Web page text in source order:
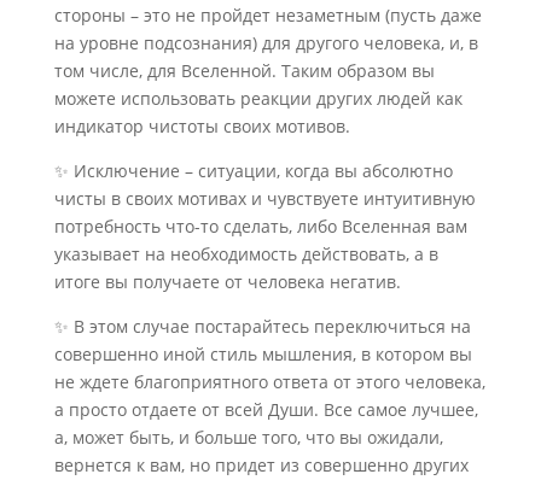
стороны – это не пройдет незаметным (пусть даже
на уровне подсознания) для другого человека, и, в
том числе, для Вселенной. Таким образом вы
можете использовать реакции других людей как
индикатор чистоты своих мотивов.
✨ Исключение – ситуации, когда вы абсолютно
чисты в своих мотивах и чувствуете интуитивную
потребность что-то сделать, либо Вселенная вам
указывает на необходимость действовать, а в
итоге вы получаете от человека негатив.
✨ В этом случае постарайтесь переключиться на
совершенно иной стиль мышления, в котором вы
не ждете благоприятного ответа от этого человека,
а просто отдаете от всей Души. Все самое лучшее,
а, может быть, и больше того, что вы ожидали,
вернется к вам, но придет из совершенно других